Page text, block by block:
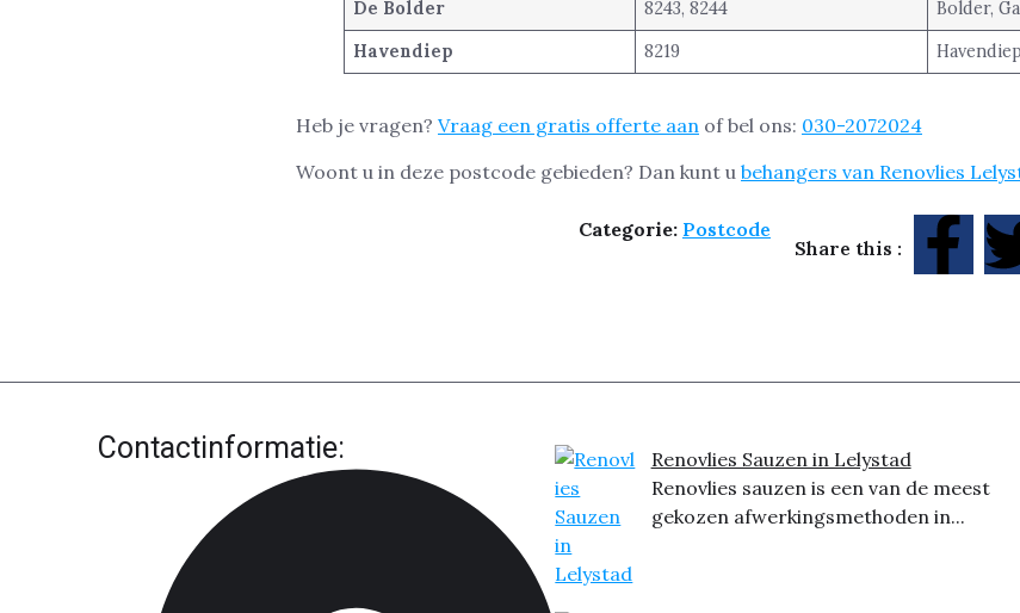
De Bolder
8243, 8244
Bolder,
Havendiep
8219 Havendiep
Heb je vragen? Vraag een gratis offerte aan of bel ons: 030-2072024
Woont u in deze postcode gebieden? Dan kunt u behangers van Renovlies
Categorie: Postcode
Share this :
Contactinformatie:
Renovlies Sauzen in Lelystad
Renovlies sauzen is een van de meest
gekozen afwerkingsmethoden in...